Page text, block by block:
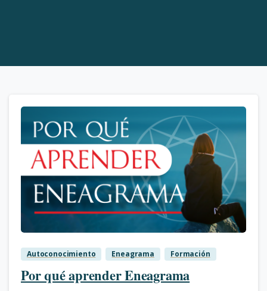
1
Autoconocimiento Eneagrama Formación
Por qué aprender Eneagrama